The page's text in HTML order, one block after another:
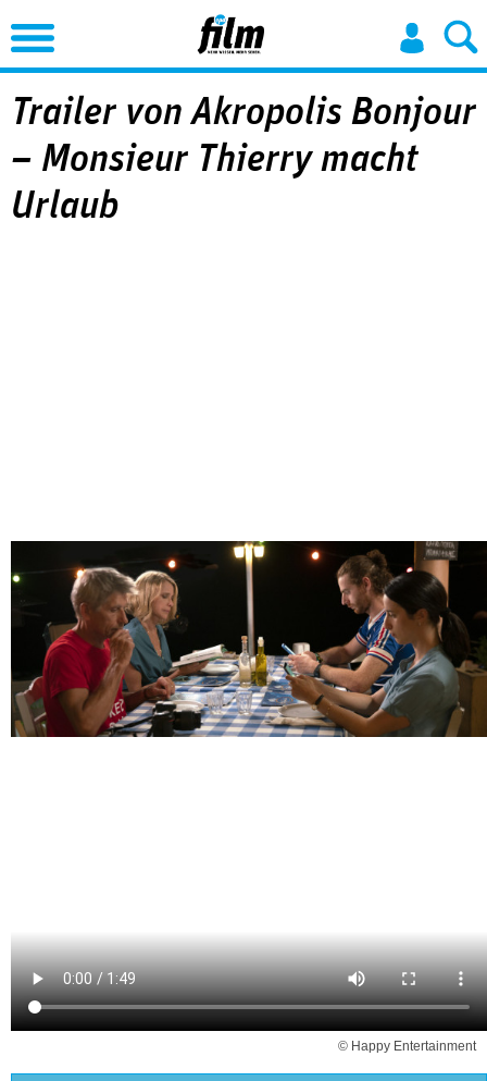
Jump to Navigation
Trailer von Akropolis Bonjour
– Monsieur Thierry macht
Urlaub
© Happy Entertainment